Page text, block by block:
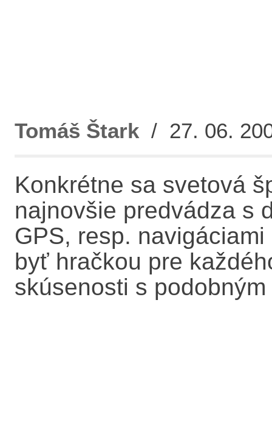
Tomáš Štark / 27. 06.
Konkrétne sa svetová
najnovšie predvádza s
GPS, resp. navigáciami
byť hračkou pre
skúsenosti s